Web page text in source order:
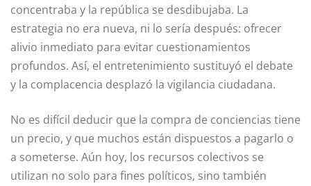
concentraba y la república se desdibujaba. La
estrategia no era nueva, ni lo sería después: ofrecer
alivio inmediato para evitar cuestionamientos
profundos. Así, el entretenimiento sustituyó el debate
y la complacencia desplazó la vigilancia ciudadana.
No es difícil deducir que la compra de conciencias tiene
un precio, y que muchos están dispuestos a pagarlo o
a someterse. Aún hoy, los recursos colectivos se
utilizan no solo para fines políticos, sino también